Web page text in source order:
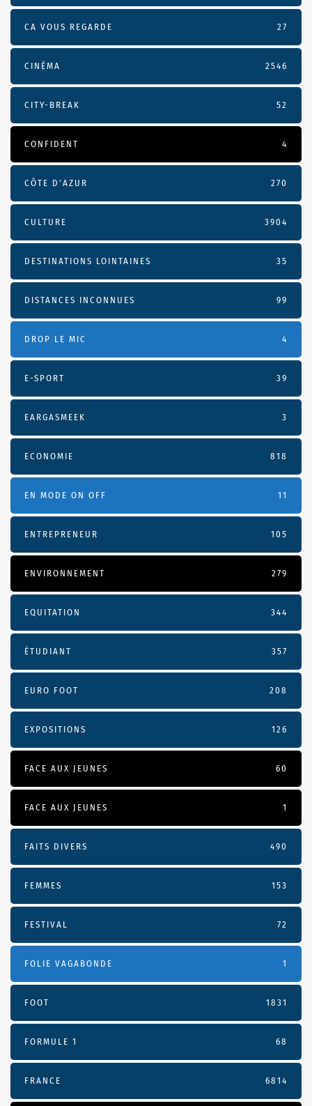
CA VOUS REGARDE 27
CINÉMA 2546
CITY-BREAK 52
CONFIDENT 4
CÔTE D’AZUR 270
CULTURE 3904
DESTINATIONS LOINTAINES 35
DISTANCES INCONNUES 99
DROP LE MIC 4
E-SPORT 39
EARGASMEEK 3
ECONOMIE 818
EN MODE ON OFF 11
ENTREPRENEUR 105
ENVIRONNEMENT 279
EQUITATION 344
ÉTUDIANT 357
EURO FOOT 208
EXPOSITIONS 126
FACE AUX JEUNES 60
FACE AUX JEUNES 1
FAITS DIVERS 490
FEMMES 153
FESTIVAL 72
FOLIE VAGABONDE 1
FOOT 1831
FORMULE 1 68
FRANCE 6814